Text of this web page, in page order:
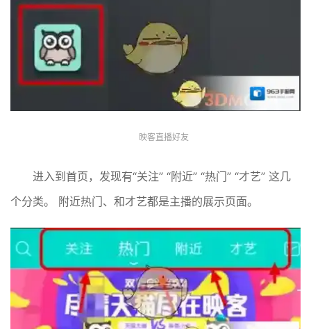
映客直播好友
进入到首页，发现有“关注” “附近” “热门” “才艺” 这几
个分类。 附近热门、和才艺都是主播的展示页面。